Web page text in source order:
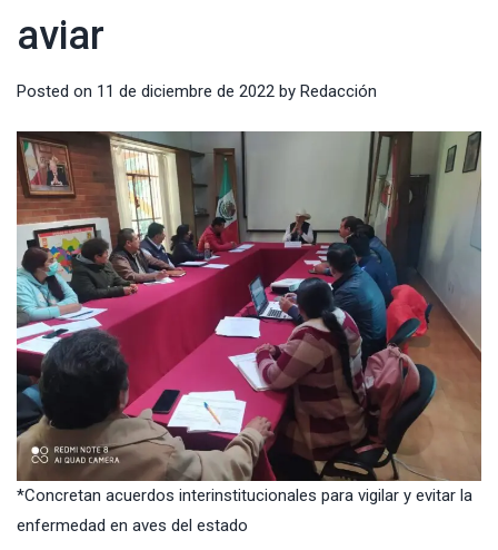
aviar
Posted on 11 de diciembre de 2022 by Redacción
*Concretan acuerdos interinstitucionales para vigilar y evitar la
enfermedad en aves del estado